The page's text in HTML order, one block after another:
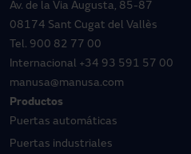
Av. de la Via Augusta, 85-87
08174 Sant Cugat del Vallès
Tel. 900 82 77 00
Internacional +34 93 591 57 00
manusa@manusa.com
Productos
Puertas automáticas
Puertas industriales